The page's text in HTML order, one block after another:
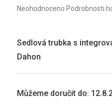
Můžeme doručit do:
Sedlová trubka s
Dahon
Průměrné
0,0
5
Neohodnoceno Podrobnosti